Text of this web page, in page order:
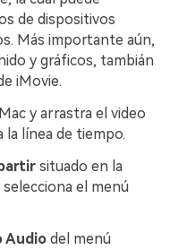
de dispositivos
Más importante aún,
y gráficos, tambián
iMovie.
y arrastra el video
la línea de tiempo.
situado en la
el menú
Audio del menú